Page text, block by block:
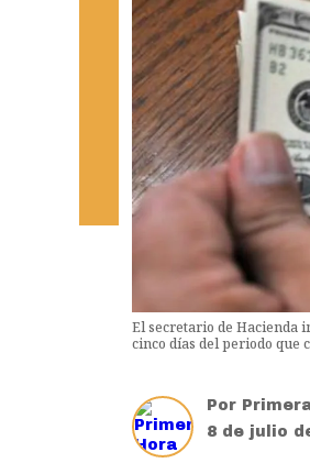
El secretario de Hacienda
cinco días del periodo que
Por
8 de julio